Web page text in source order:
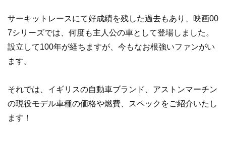
サーキットレースにて好成績を残した過去もあり、映画00
7シリーズでは、何度も主人公の車として登場しました。
設立して100年が経ちますが、今もなお根強いファンがい
ます。
それでは、イギリスの自動車ブランド、アストンマーチン
の現役モデル車種の価格や燃費、スペックをご紹介いたし
ます！